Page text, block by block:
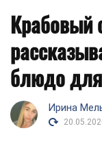
Крабовый
блюдо
Ирина